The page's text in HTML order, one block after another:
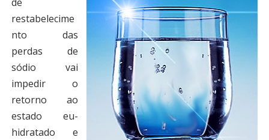
restabelecime
nto das
perdas de
sódio vai
impedir o
retorno ao
estado eu-
hidratado e